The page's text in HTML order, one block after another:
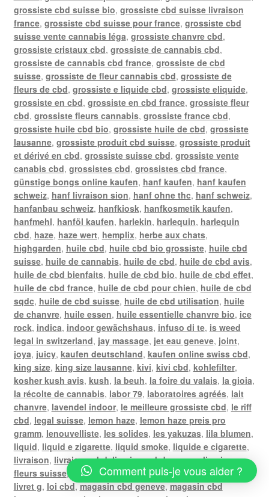
grossiste cbd suisse bio, grossiste cbd suisse livraison
france, grossiste cbd suisse pour france, grossiste cbd
suisse vente cannabis léga, grossiste chanvre cbd,
grossiste cristaux cbd, grossiste de cannabis cbd,
grossiste de cannabis cbd france, grossiste de cbd
suisse, grossiste de fleur cannabis cbd, grossiste de
fleurs de cbd, grossiste e liquide cbd, grossiste eliquide,
grossiste en cbd, grossiste en cbd france, grossiste fleur
cbd, grossiste fleurs cannabis, grossiste france cbd,
grossiste huile cbd bio, grossiste huile de cbd, grossiste
lausanne, grossiste produit cbd suisse, grossiste produit
et dérivé en cbd, grossiste suisse cbd, grossiste vente
canabis cbd, grossistes cbd, grossistes cbd france,
günstige bongs online kaufen, hanf kaufen, hanf kaufen
schweiz, hanf livraison sion, hanf ohne thc, hanf schweiz,
hanfanbau schweiz, hanfkiosk, hanfkosmetik kaufen,
hanfmehl, hanföl kaufen, harlekin, harlequin, harlequin
cbd, haze, haze wert, hemplix, herbe aux chats,
highgarden, huile cbd, huile cbd bio grossiste, huile cbd
suisse, huile de cannabis, huile de cbd, huile de cbd avis,
huile de cbd bienfaits, huile de cbd bio, huile de cbd effet,
huile de cbd france, huile de cbd pour chien, huile de cbd
sqdc, huile de cbd suisse, huile de cbd utilisation, huile
de chanvre, huile essen, huile essentielle chanvre bio, ice
rock, indica, indoor gewächshaus, infuso di te, is weed
legal in switzerland, jay massage, jet eau geneve, joint,
joya, juicy, kaufen deutschland, kaufen online swiss cbd,
king size, king size lausanne, kivi, kivi cbd, kohlefilter,
kosher kush avis, kush, la beuh, la foire du valais, la gioia,
la récolte de cannabis, labor 79, laboratoires agréés, lait
chanvre, lavendel indoor, le meilleure grossiste cbd, le riff
cbd, legal suisse, lemon haze, lemon haze preis pro
gramm, lenouvelliste, les solides, les yakuzas, lila blumen,
liquid, liquid e zigarette, liquid smoke, liquide e cigarette,
livraison, livraison cbd,livraison cbd geneve,livraison
fleurs suisse, livraison gratuite poste,livraison weed,
livret g, loi cbd,magasin cbd geneve,magasin cbd
Comment puis-je vous aider ?